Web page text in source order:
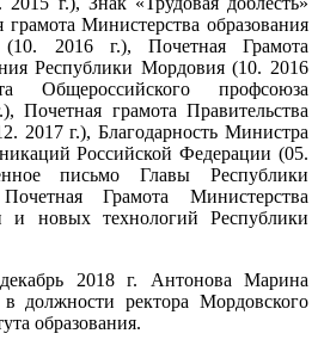
Министерства образования
2016 г.), Почетная Грамота
Республики Мордовия (10. 2016
Общероссийского профсоюза
Почетная грамота Правительства
2017 г.), Благодарность Министра
Российской Федерации (05.
письмо Главы Республики
Грамота Министерства
и новых технологий Республики
2018 г. Антонова Марина
должности ректора Мордовского
образования.